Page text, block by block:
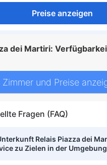
Preise anzeigen
dei Martiri:
Zimmer und Preise
Fragen (FAQ)
Relais Piazza dei
zu Zielen in der